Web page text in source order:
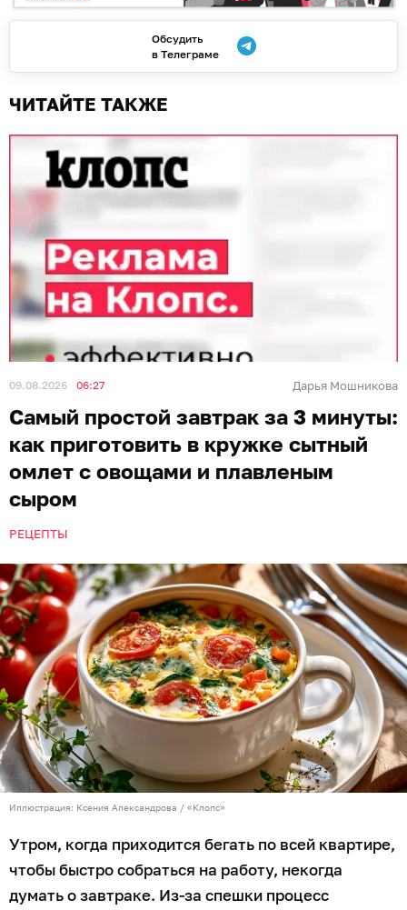
Обсудить
в Телеграме
ЧИТАЙТЕ ТАКЖЕ
09.08.2026 06:27 Дарья Мошникова
Самый простой завтрак за 3 минуты:
как приготовить в кружке сытный
омлет с овощами и плавленым
сыром
РЕЦЕПТЫ
Иллюстрация: Ксения Александрова / «Клопс»
Утром, когда приходится бегать по всей квартире,
чтобы быстро собраться на работу, некогда
думать о завтраке. Из-за спешки процесс